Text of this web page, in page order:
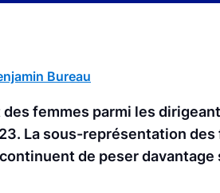
Bureau
des femmes parmi les
La sous-représentation
de peser